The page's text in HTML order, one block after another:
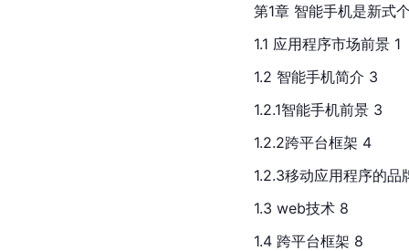
第1章 智能手机是新式
1.1 应用程序市场前景 1
1.2 智能手机简介 3
1.2.1智能手机前景 3
1.2.2跨平台框架 4
1.2.3移动应用程序的品
1.3 web技术 8
1.4 跨平台框架 8